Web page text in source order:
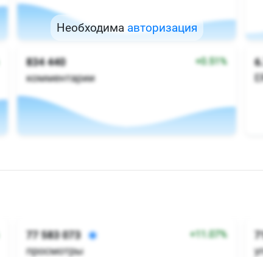
Необходима авторизация